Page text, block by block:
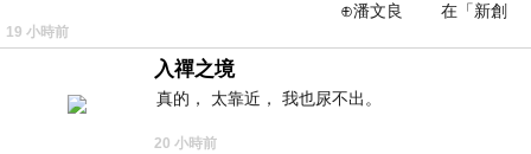
⊕潘文良 在「新創
之谷」裡——
19 小時前
入禪之境
真的， 太靠近， 我也尿不出。
20 小時前